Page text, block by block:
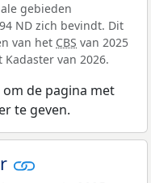
gebieden
ND zich bevindt. Dit
van het CBS van 2025
van 2026.
om de pagina met
te geven.